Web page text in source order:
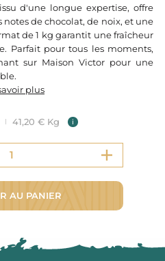
d'une longue expertise, offre
notes de chocolat, de noix, et une
de 1 kg garantit une fraîcheur
Parfait pour tous les moments,
sur Maison Victor pour une
plus
41,20 € Kg i
AU PANIER